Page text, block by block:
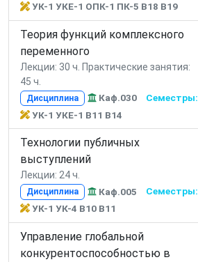
УК-1 УКЕ-1 ОПК-1 ПК-5 В18 В19
Теория функций комплексного
переменного
Лекции: 30 ч. Практические занятия:
45 ч.
Дисциплина Каф.030 Семестры:
УК-1 УКЕ-1 В11 В14
Технологии публичных
выступлений
Лекции: 24 ч.
Дисциплина Каф.005 Семестры:
УК-1 УК-4 В10 В11
Управление глобальной
конкурентоспособностью в